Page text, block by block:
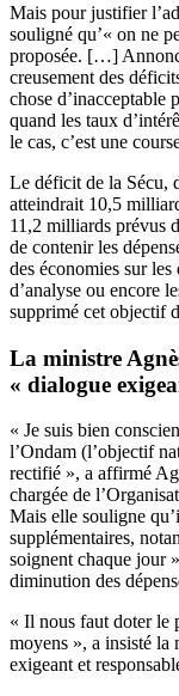
Mais pour justifier
souligné qu’« on ne
proposée. […]
creusement des
chose d’inacceptable
quand les taux
le cas, c’est une
Le déficit de la Sécu,
atteindrait 10,5
11,2 milliards prévus
de contenir les
des économies sur les
d’analyse ou encore
supprimé cet objectif
La ministre
« dialogue
« Je suis bien
l’Ondam (l’objectif
rectifié », a affirmé
chargée de
Mais elle souligne
supplémentaires,
soignent chaque jour
diminution des
« Il nous faut doter le
moyens », a insisté la
exigeant et